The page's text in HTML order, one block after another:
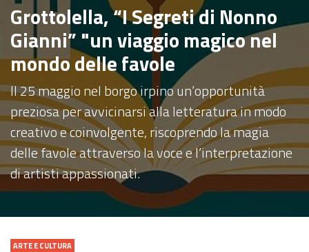
Grottolella, “I Segreti di Nonno
Gianni” "un viaggio magico nel
mondo delle favole
Il 25 maggio nel borgo irpino un’opportunità
preziosa per avvicinarsi alla letteratura in modo
creativo e coinvolgente, riscoprendo la magia
delle favole attraverso la voce e l’interpretazione
di artisti appassionati.
ARTE E CULTURA